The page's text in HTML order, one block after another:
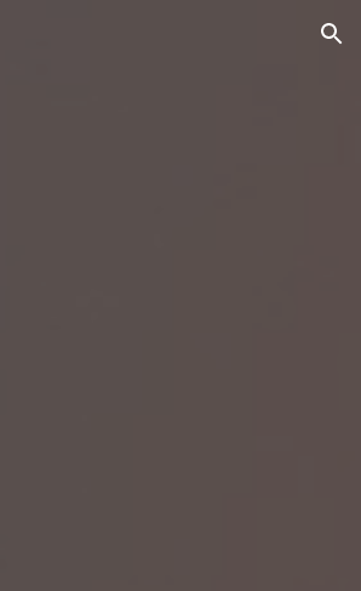
Skip to navigation